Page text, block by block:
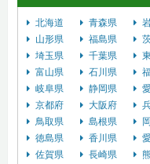
北海道 青森県
山形県
福島県
埼玉県
千葉県
富山県
石川県
岐阜県
静岡県
京都府
大阪府
鳥取県
島根県
徳島県
香川県
佐賀県
長崎県